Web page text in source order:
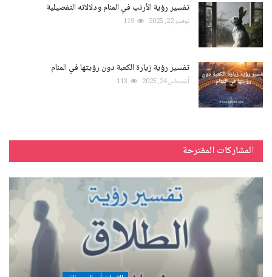
تفسير رؤية الأرنب في المنام ودلالاته التفصيلية
نوفمبر 22, 2025 119
تفسير رؤية زيارة الكعبة دون رؤيتها في المنام
أغسطس 24, 2025 113
المشاركات المقترحة